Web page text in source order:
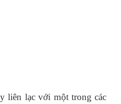
lạc với một trong các